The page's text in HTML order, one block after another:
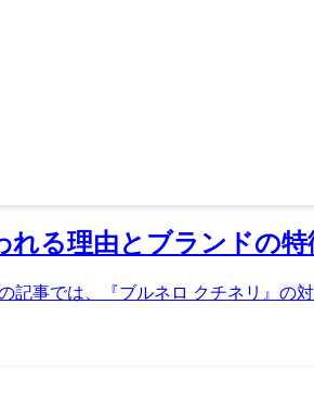
れる理由とブランドの
記事では、『ブルネロ クチネリ』の